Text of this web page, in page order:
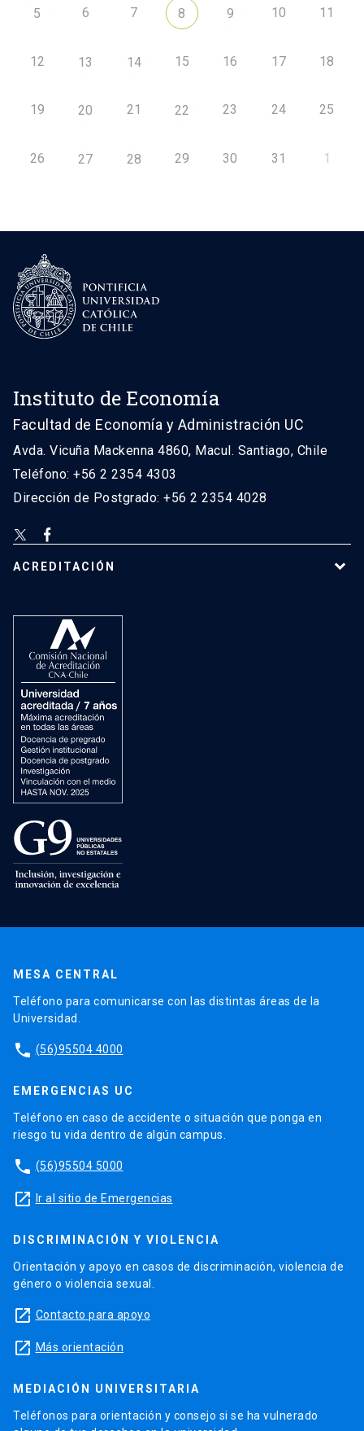
5 6 7 8 9 10 11
12 13 14 15 16 17 18
19 20 21 22 23 24 25
26 27 28 29 30 31 1
Instituto de Economía
Facultad de Economía y Administración UC
Avda. Vicuña Mackenna 4860, Macul. Santiago, Chile
Teléfono: +56 2 2354 4303
Dirección de Postgrado: +56 2 2354 4028
ACREDITACIÓN
MESA CENTRAL
Teléfono para comunicarse con las distintas áreas de la
Universidad.
phone (56)95504 4000
EMERGENCIAS UC
Teléfono en caso de accidente o situación que ponga en
riesgo tu vida dentro de algún campus.
phone (56)95504 5000
launch Ir al sitio de Emergencias
DISCRIMINACIÓN Y VIOLENCIA
Orientación y apoyo en casos de discriminación, violencia de
género o violencia sexual.
launch Contacto para apoyo
launch Más orientación
MEDIACIÓN UNIVERSITARIA
Teléfonos para orientación y consejo si se ha vulnerado